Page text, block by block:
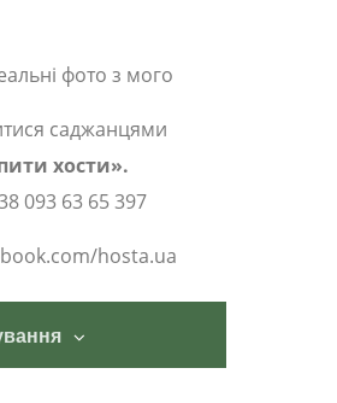
фото з мого
саджанцями
хости».
093 63 65 397
hosta.ua